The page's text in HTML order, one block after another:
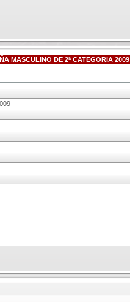
MASCULINO DE 2ª CATEGORIA 2009